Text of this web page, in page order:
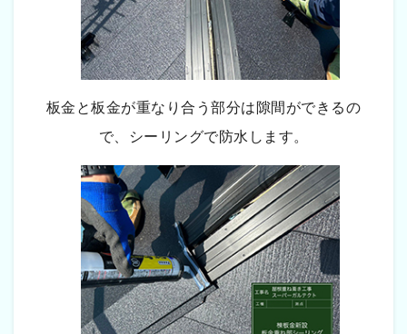
板金と板金が重なり合う部分は隙間ができるの
で、シーリングで防水します。